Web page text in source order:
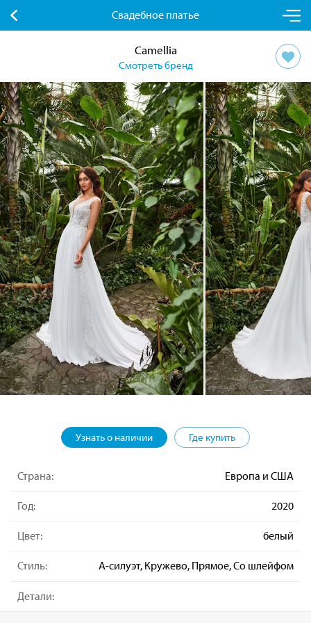
Свадебное платье
Camellia
Смотреть бренд
Узнать о наличии Где купить
Страна: Европа и США
Год: 2020
Цвет: белый
Стиль: А-силуэт, Кружево, Прямое, Со шлейфом
Детали: